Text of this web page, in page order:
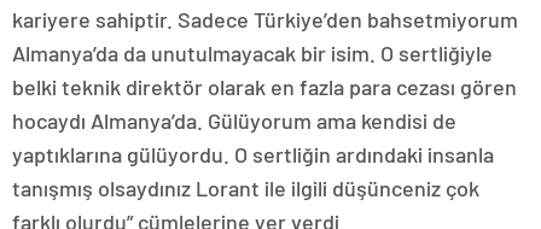
kariyere sahiptir. Sadece Türkiye’den bahsetmiyorum
Almanya’da da unutulmayacak bir isim. O sertliğiyle
belki teknik direktör olarak en fazla para cezası gören
hocaydı Almanya’da. Gülüyorum ama kendisi de
yaptıklarına gülüyordu. O sertliğin ardındaki insanla
tanışmış olsaydınız Lorant ile ilgili düşünceniz çok
farklı olurdu” cümlelerine yer verdi.